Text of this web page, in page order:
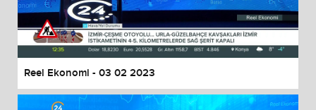
Reel Ekonomi - 03 02 2023